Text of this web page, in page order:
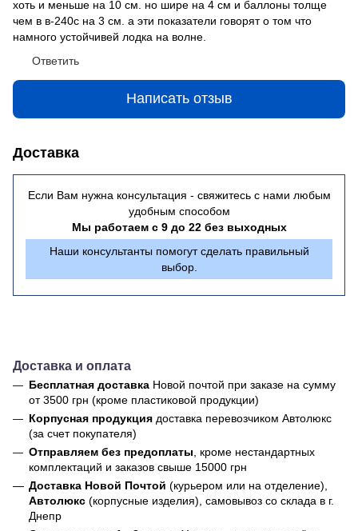
хоть и меньше на 10 см. но шире на 4 см и баллоны толще
чем в в-240с на 3 см. а эти показатели говорят о том что
намного устойчивей лодка на волне.
Ответить
Написать отзыв
Доставка
Если Вам нужна консультация - свяжитесь с нами любым
удобным способом
Мы работаем с 9 до 22 без выходных
Наши консультанты помогут сделать правильный
выбор.
Доставка и оплата
Бесплатная доставка Новой почтой при заказе на сумму
от 3500 грн (кроме пластиковой продукции)
Корпусная продукция доставка перевозчиком Автолюкс
(за счет покупателя)
Отправляем без предоплаты , кроме нестандартных
комплектаций и заказов свыше 15000 грн
Доставка Новой Почтой (курьером или на отделение),
Автолюкс (корпусные изделия), самовывоз со склада в г.
Днепр